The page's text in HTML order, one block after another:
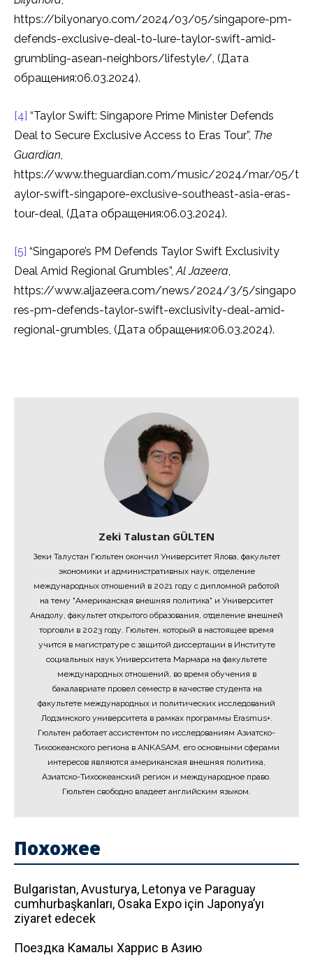
https://bilyonaryo.com/2024/03/05/singapore-pm-
defends-exclusive-deal-to-lure-taylor-swift-amid-
grumbling-asean-neighbors/lifestyle/, (Дата
обращения:06.03.2024).
[4] “Taylor Swift: Singapore Prime Minister Defends
Deal to Secure Exclusive Access to Eras Tour”, The
Guardian,
https://www.theguardian.com/music/2024/mar/05/t
aylor-swift-singapore-exclusive-southeast-asia-eras-
tour-deal, (Дата обращения:06.03.2024).
[5] “Singapore’s PM Defends Taylor Swift Exclusivity
Deal Amid Regional Grumbles”,Al Jazeera,
https://www.aljazeera.com/news/2024/3/5/singapo
res-pm-defends-taylor-swift-exclusivity-deal-amid-
regional-grumbles, (Дата обращения:06.03.2024).
Zeki Talustan GÜLTEN
Зеки Талустан Гюльтен окончил Университет Ялова, факультет
экономики и административных наук, отделение
международных отношений в 2021 году с дипломной работой
на тему "Американская внешняя политика" и Университет
Анадолу, факультет открытого образования, отделение внешней
торговли в 2023 году. Гюльтен, который в настоящее время
учится в магистратуре с защитой диссертации в Институте
социальных наук Университета Мармара на факультете
международных отношений, во время обучения в
бакалавриате провел семестр в качестве студента на
факультете международных и политических исследований
Лодзинского университета в рамках программы Erasmus+.
Гюльтен работает ассистентом по исследованиям Азиатско-
Тихоокеанского региона в ANKASAM, его основными сферами
интересов являются американская внешняя политика,
Азиатско-Тихоокеанский регион и международное право.
Гюльтен свободно владеет английским языком.
Похожее
Bulgaristan, Avusturya, Letonya ve Paraguay
cumhurbaşkanları, Osaka Expo için Japonya’yı
ziyaret edecek
Поездка Камалы Харрис в Азию